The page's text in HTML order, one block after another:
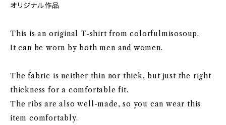
オリジナル作品
This is an original T-shirt from colorfulmisosoup.
It can be worn by both men and women.
The fabric is neither thin nor thick, but just the right
thickness for a comfortable fit.
The ribs are also well-made, so you can wear this
item comfortably.